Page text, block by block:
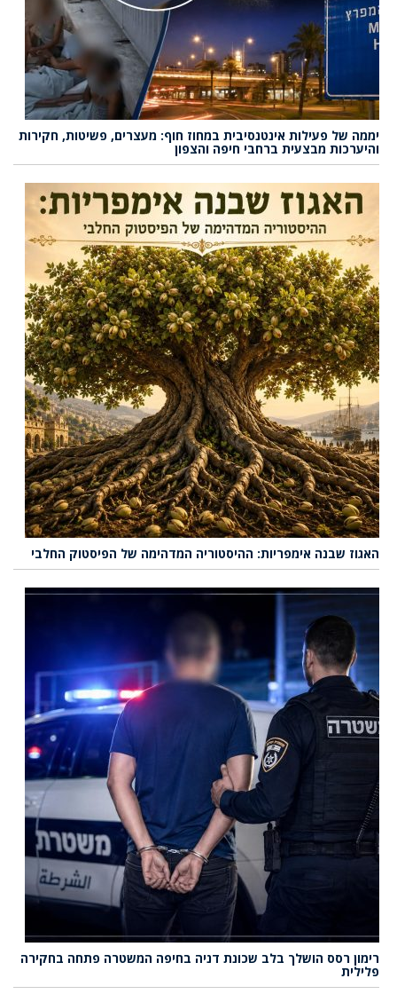
יממה של פעילות אינטנסיבית במחוז חוף: מעצרים, פשיטות, חקירות
והיערכות מבצעית ברחבי חיפה והצפון
האגוז שבנה אימפריות: ההיסטוריה המדהימה של הפיסטוק החלבי
רימון רסס הושלך בלב שכונת דניה בחיפה המשטרה פתחה בחקירה
פלילית